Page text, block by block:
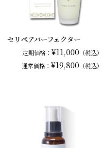
セリペアパーフェクター
定期価格：¥11,000 （税込）
通常価格：¥19,800 （税込）